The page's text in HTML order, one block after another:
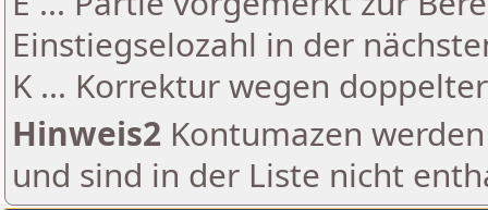
Einstiegselozahl in der
K ... Korrektur wegen
Hinweis2 Kontumazen
und sind in der Liste nicht